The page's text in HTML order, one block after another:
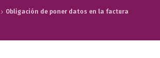
Obligación de poner datos en la factura